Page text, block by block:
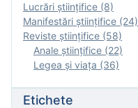
Lucrări științifice (8)
Manifestări ştiinţifice (24)
Reviste ştiinţifice (58)
Anale ştiinţifice (22)
Legea şi viaţa (36)
Etichete